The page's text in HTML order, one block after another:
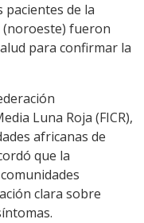
pacientes de la
(noroeste) fueron
para confirmar la
Luna Roja (FICR),
africanas de
que la
clara sobre